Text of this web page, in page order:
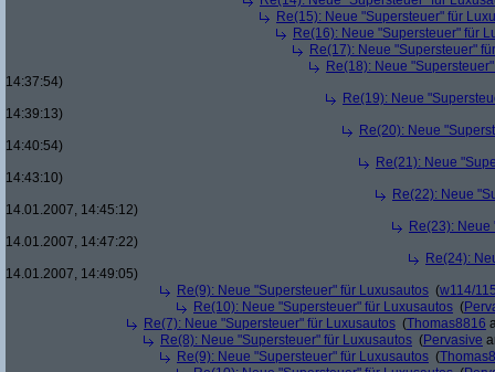
Re(15): Neue "Supersteuer" für
Re(16): Neue "Supersteuer" für
Re(17): Neue "Supersteuer"
Re(18): Neue
14:37:54)
Re(19): Neue
14:39:13)
Re(20): Neue
14:40:54)
Re(21): Neue
14:43:10)
Re(22): Neue
14.01.2007, 14:45:12)
Re(23):
14.01.2007, 14:47:22)
Re(24):
14.01.2007, 14:49:05)
Re(9): Neue "Supersteuer" für Luxusautos (w114/
Re(10): Neue "Supersteuer" für Luxusautos (
Re(7): Neue "Supersteuer" für Luxusautos (Thomas8816
Re(8): Neue "Supersteuer" für Luxusautos (Pervasive
Re(9): Neue "Supersteuer" für Luxusautos (